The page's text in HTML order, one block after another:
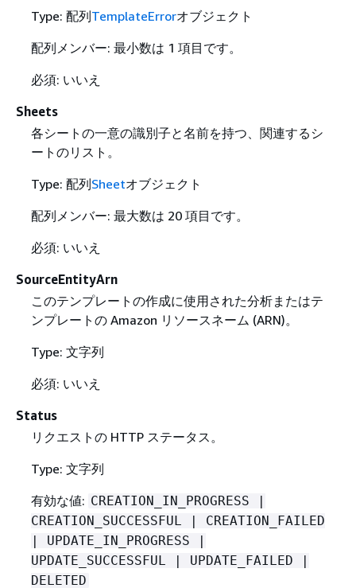
Type: 配列TemplateErrorオブジェクト
配列メンバー: 最小数は 1 項目です。
必須: いいえ
Sheets
各シートの一意の識別子と名前を持つ、関連するシ
ートのリスト。
Type: 配列Sheetオブジェクト
配列メンバー: 最大数は 20 項目です。
必須: いいえ
SourceEntityArn
このテンプレートの作成に使用された分析またはテ
ンプレートの Amazon リソースネーム (ARN)。
Type: 文字列
必須: いいえ
Status
リクエストの HTTP ステータス。
Type: 文字列
有効な値: CREATION_IN_PROGRESS |
CREATION_SUCCESSFUL | CREATION_FAILED
| UPDATE_IN_PROGRESS |
UPDATE_SUCCESSFUL | UPDATE_FAILED |
DELETED